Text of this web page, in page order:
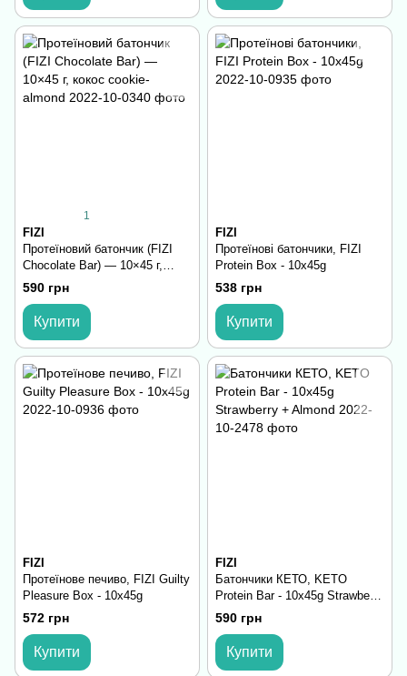
1
FIZI
Протеїновий батончик (FIZI
Chocolate Bar) — 10×45 г,
кокос cookie-almond
590 грн
Купити
FIZI
Протеїнові батончики, FIZI
Protein Box - 10x45g
538 грн
Купити
FIZI
Протеїнове печиво, FIZI Guilty
Pleasure Box - 10x45g
572 грн
Купити
FIZI
Батончики КЕТО, KETO
Protein Bar - 10x45g Strawberry
+ Almond
590 грн
Купити